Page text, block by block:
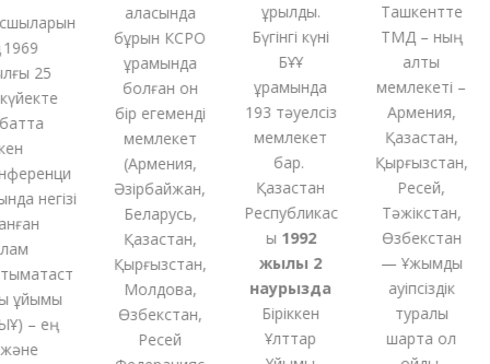
25
негізі
– ең
қаласында
бұрын КСРО
құрамында
болғанон
бір егеменді
мемлекет
Армения,
Әзірбайжан,
Беларусь,
Қазақстан,
Қырғызстан,
Молдова,
Өзбекстан,
Ресей
құрылды.
Бүгінгі күні
БҰҰ
құрамында
193 тәуелсіз
мемлекет
бар.
Қазақстан
Республикас
ы1992
жылы 2
наурызда
Біріккен
Ұлттар
Ташкентте
ТМД – ның
алты
мемлекеті –
Армения,
Қазақстан,
Қырғызстан,
Ресей,
Тәжікстан,
Өзбекстан
— Ұжымдық
қауіпсіздік
туралы
шартқа қол